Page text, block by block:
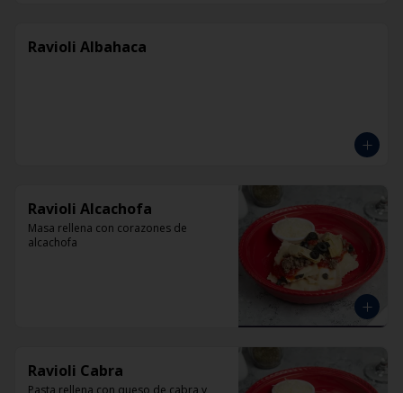
Ravioli Albahaca
Ravioli Alcachofa
Masa rellena con corazones de
alcachofa
Ravioli Cabra
Pasta rellena con queso de cabra y